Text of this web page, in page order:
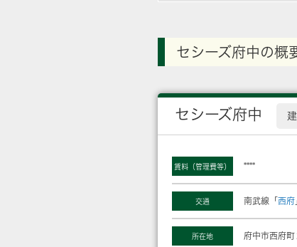
セシーズ府中の概
セシーズ府中
賃料（管理費等） ****
交通 南武線「 西府
所在地 府中市西府